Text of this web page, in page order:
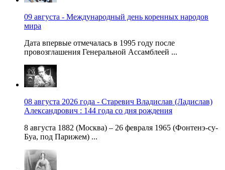
09 августа - Международный день коренных народов
мира
Дата впервые отмечалась в 1995 году после
провозглашения Генеральной Ассамблеей ...
08 августа 2026 года - Старевич Владислав (Ладислав)
Александрович : 144 года со дня рождения
8 августа 1882 (Москва) – 26 февраля 1965 (Фонтенэ-су-
Буа, под Парижем) ...